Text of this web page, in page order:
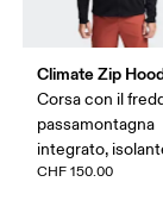
Climate Zip
Corsa con il
passamontagna
integrato,
CHF 150.00